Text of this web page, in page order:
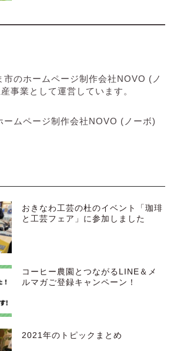
市のホームページ制作会社NOVO (ノ
事業として運営しています。
ームページ制作会社NOVO (ノーボ)
おきなわ工芸の杜のイベント「珈琲
と工芸フェア」に参加しました
コーヒー農園とつながるLINE＆メ
ルマガご登録キャンペーン！
2021年のトピックまとめ